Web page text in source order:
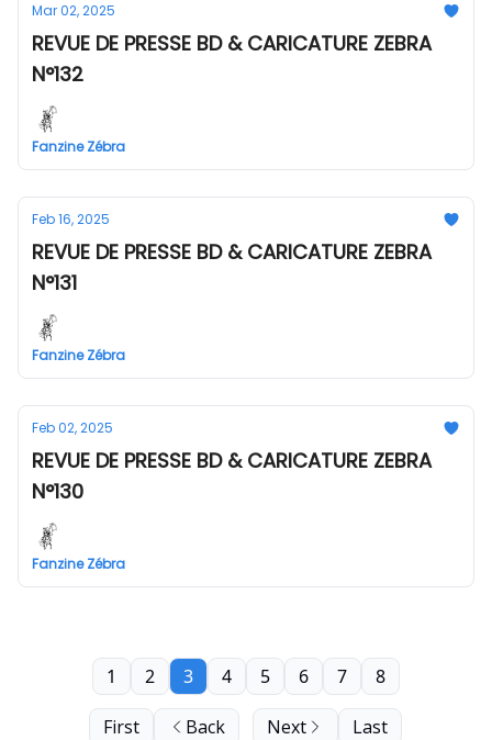
Mar 02, 2025
REVUE DE PRESSE BD & CARICATURE ZEBRA
N°132
Fanzine Zébra
Feb 16, 2025
REVUE DE PRESSE BD & CARICATURE ZEBRA
N°131
Fanzine Zébra
Feb 02, 2025
REVUE DE PRESSE BD & CARICATURE ZEBRA
N°130
Fanzine Zébra
First Back
1 2 3 4 5 6 7 8
Next Last